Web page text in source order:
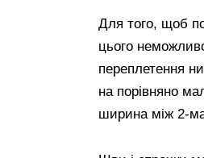
Для того, щоб
цього
переплетення
на порівняно
ширина між 2-